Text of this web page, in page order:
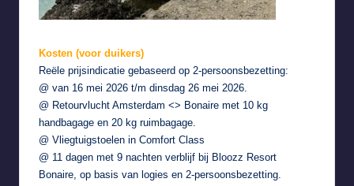
Kosten (voor duikers)
Reële prijsindicatie gebaseerd op 2-persoonsbezetting:
@ van 16 mei 2026 t/m dinsdag 26 mei 2026.
@ Retourvlucht Amsterdam <> Bonaire met 10 kg
handbagage en 20 kg ruimbagage.
@ Vliegtuigstoelen in Comfort Class
@ 11 dagen met 9 nachten verblijf bij Bloozz Resort
Bonaire , op basis van logies en 2-persoonsbezetting.